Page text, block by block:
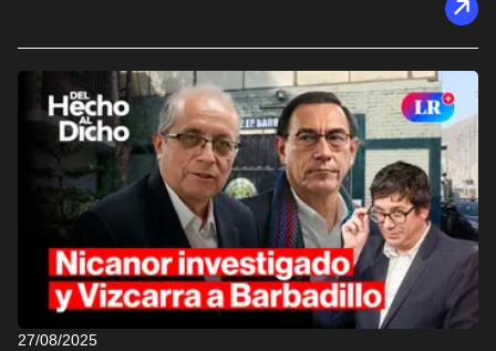
27/08/2025